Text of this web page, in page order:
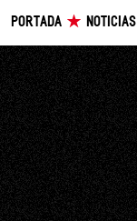
PORTADA NOTICIAS